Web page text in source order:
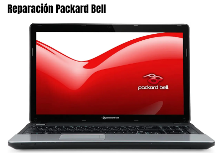
Reparación Packard Bell